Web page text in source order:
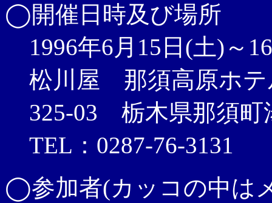
◯開催日時及び場所
1996年6月15日(土)～
松川屋 那須高原ホテ
325-03 栃木県那須町
TEL：0287-76-3131
◯参加者(カッコの中は